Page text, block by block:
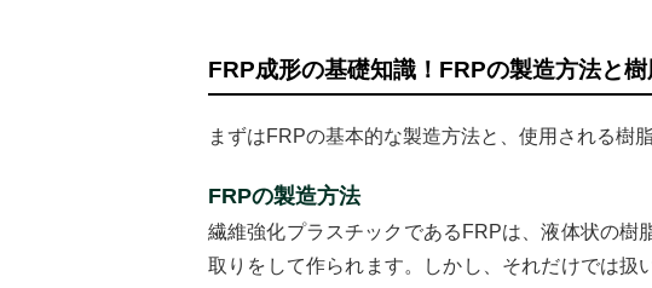
FRP成形の基礎知識！FRPの製造方法と
まずはFRPの基本的な製造方法と、使用される樹
FRPの製造方法
繊維強化プラスチックであるFRPは、液体状の樹
取りをして作られます。しかし、それだけでは扱